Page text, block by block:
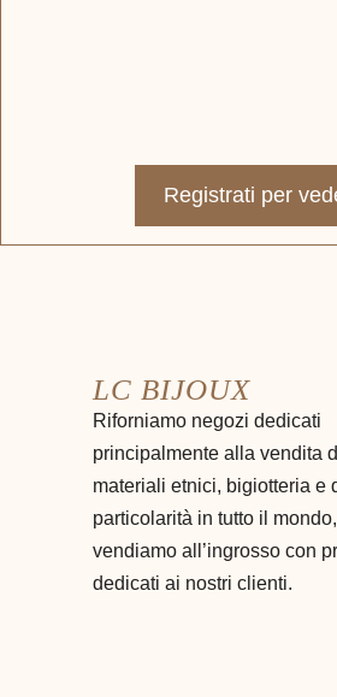
Registrati per
LC BIJOUX
Riforniamo negozi dedicati
principalmente alla vendita
materiali etnici, bigiotteria e
particolarità in tutto il mondo,
vendiamo all’ingrosso con
dedicati ai nostri clienti.